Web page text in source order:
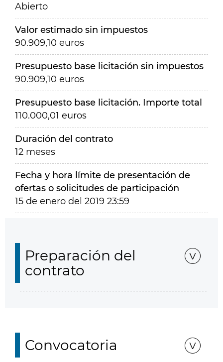
Abierto
Valor estimado sin impuestos
90.909,10 euros
Presupuesto base licitación sin impuestos
90.909,10 euros
Presupuesto base licitación. Importe total
110.000,01 euros
Duración del contrato
12 meses
Fecha y hora límite de presentación de
ofertas o solicitudes de participación
15 de enero del 2019 23:59
Preparación del
contrato
Convocatoria